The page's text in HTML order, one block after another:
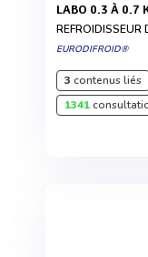
LABO 0.3 À 0.7
REFROIDISSEUR
EURODIFROID®
3 contenus liés
1341